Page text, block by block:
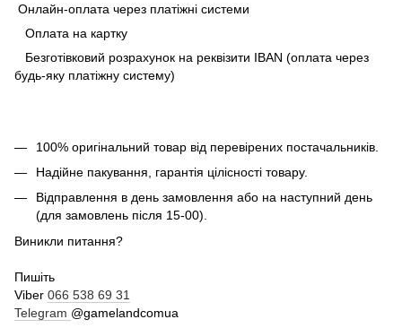
Онлайн-оплата через платіжні системи
Оплата на картку
Безготівковий розрахунок на реквізити IBAN (оплата через
будь-яку платіжну систему)
100% оригінальний товар від перевірених постачальників.
Надійне пакування, гарантія цілісності товару.
Відправлення в день замовлення або на наступний день
(для замовлень після 15-00).
Виникли питання?
Пишіть
Viber 066 538 69 31
Telegram @gamelandcomua